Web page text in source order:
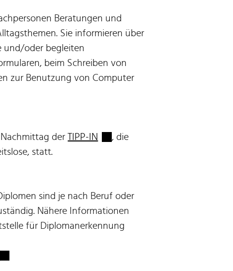
neuen Fenster geöffnet.
Beratungen und
Sie informieren über
und/oder begleiten
beim Schreiben von
zur Benutzung von Computer
derTIPP-IN Externer Link wird in einem
, die
statt.
sind je nach Beruf oder
Nähere Informationen
für Diplomanerkennung